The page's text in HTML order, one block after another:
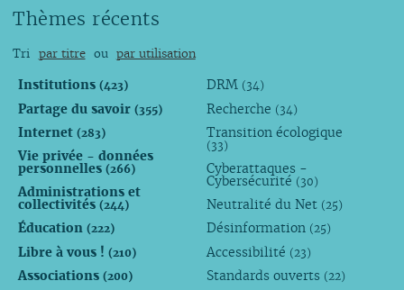
Thèmes récents
Tri par titre ou par utilisation
Institutions (423)
Partage du savoir (355)
Internet (283)
Vie privée - données
personnelles (266)
Administrations et
collectivités (244)
Éducation (222)
Libre à vous ! (210)
Associations (200)
DRM (34)
Recherche (34)
Transition écologique
(33)
Cyberattaques -
Cybersécurité (30)
Neutralité du Net (25)
Désinformation (25)
Accessibilité (23)
Standards ouverts (22)